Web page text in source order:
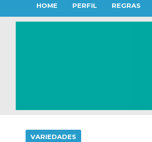
HOME PERFIL REGRAS
VARIEDADES